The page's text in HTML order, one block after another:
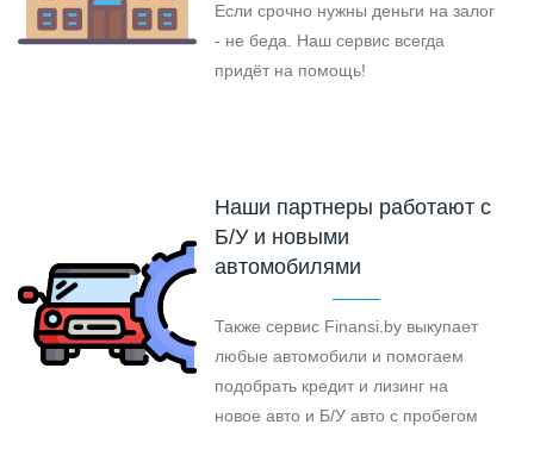
Если срочно нужны деньги на залог
- не беда. Наш сервис всегда
придёт на помощь!
Наши партнеры работают с
Б/У и новыми
автомобилями
Также сервис Finansi.by выкупает
любые автомобили и помогаем
подобрать кредит и лизинг на
новое авто и Б/У авто с пробегом